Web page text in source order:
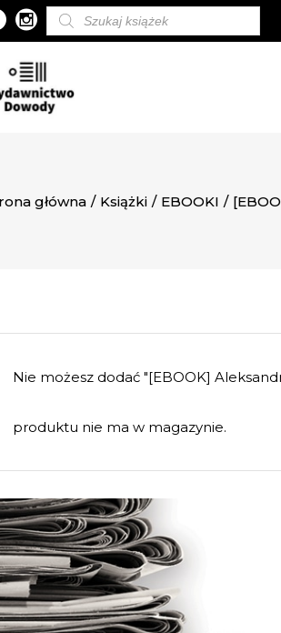
Wyszukiwarka
produktów
główna / Książki / EBOOKI /
Nie możesz dodać "[EBOOK]
produktu nie ma w magazynie.